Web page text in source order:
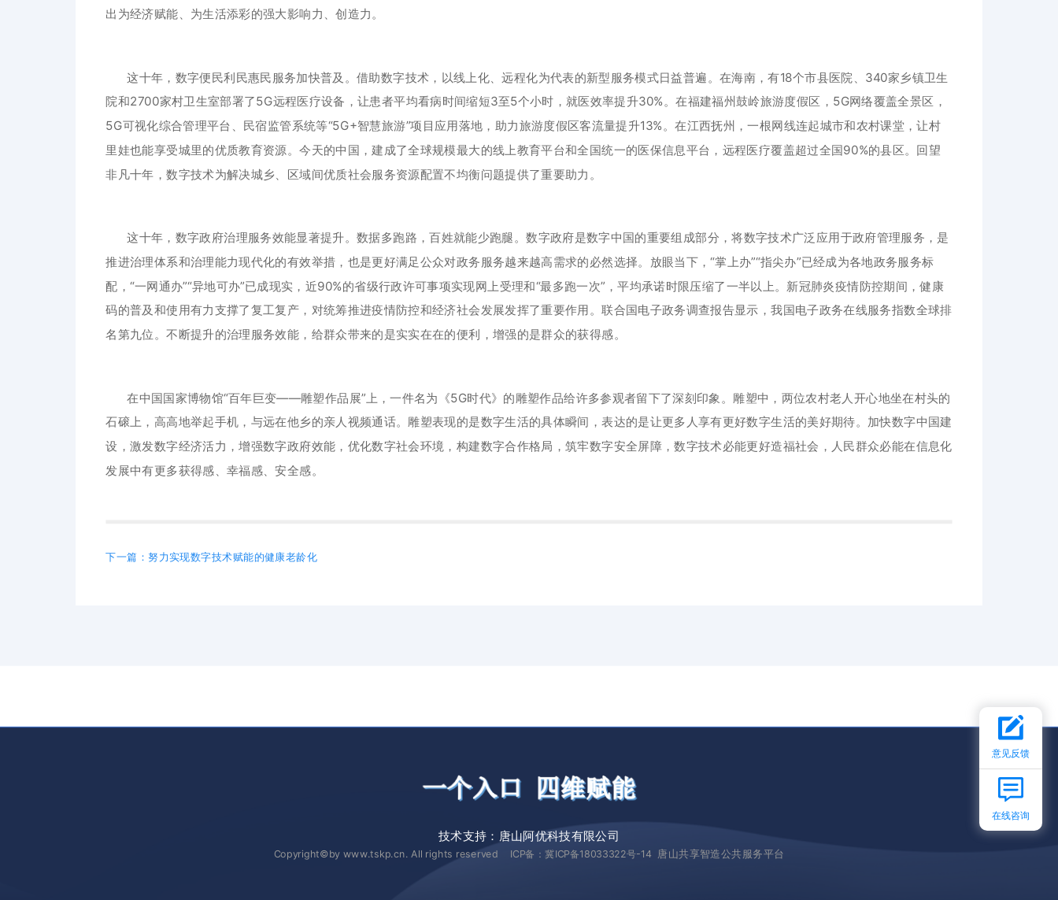
出为经济赋能、为生活添彩的强大影响力、创造力。
这十年，数字便民利民惠民服务加快普及。借助数字技术，以线上化、远程化为代表的新型服务模式日益普遍。在海南，有18个市县医院、340家乡镇卫生
院和2700家村卫生室部署了5G远程医疗设备，让患者平均看病时间缩短3至5个小时，就医效率提升30%。在福建福州鼓岭旅游度假区，5G网络覆盖全景区，
5G可视化综合管理平台、民宿监管系统等“5G+智慧旅游”项目应用落地，助力旅游度假区客流量提升13%。在江西抚州，一根网线连起城市和农村课堂，让村
里娃也能享受城里的优质教育资源。今天的中国，建成了全球规模最大的线上教育平台和全国统一的医保信息平台，远程医疗覆盖超过全国90%的县区。回望
非凡十年，数字技术为解决城乡、区域间优质社会服务资源配置不均衡问题提供了重要助力。
这十年，数字政府治理服务效能显著提升。数据多跑路，百姓就能少跑腿。数字政府是数字中国的重要组成部分，将数字技术广泛应用于政府管理服务，是
推进治理体系和治理能力现代化的有效举措，也是更好满足公众对政务服务越来越高需求的必然选择。放眼当下，“掌上办”“指尖办”已经成为各地政务服务标
配，“一网通办”“异地可办”已成现实，近90%的省级行政许可事项实现网上受理和“最多跑一次”，平均承诺时限压缩了一半以上。新冠肺炎疫情防控期间，健康
码的普及和使用有力支撑了复工复产，对统筹推进疫情防控和经济社会发展发挥了重要作用。联合国电子政务调查报告显示，我国电子政务在线服务指数全球排
名第九位。不断提升的治理服务效能，给群众带来的是实实在在的便利，增强的是群众的获得感。
在中国国家博物馆“百年巨变——雕塑作品展”上，一件名为《5G时代》的雕塑作品给许多参观者留下了深刻印象。雕塑中，两位农村老人开心地坐在村头的
石磙上，高高地举起手机，与远在他乡的亲人视频通话。雕塑表现的是数字生活的具体瞬间，表达的是让更多人享有更好数字生活的美好期待。加快数字中国建
设，激发数字经济活力，增强数字政府效能，优化数字社会环境，构建数字合作格局，筑牢数字安全屏障，数字技术必能更好造福社会，人民群众必能在信息化
发展中有更多获得感、幸福感、安全感。
下一篇：努力实现数字技术赋能的健康老龄化
技术支持： 唐山阿优科技有限公司
Copyright©by www.tskp.cn. All rights reserved ICP备：冀ICP备18033322号-14 唐山共享智造公共服务平台
意见反馈
在线咨询